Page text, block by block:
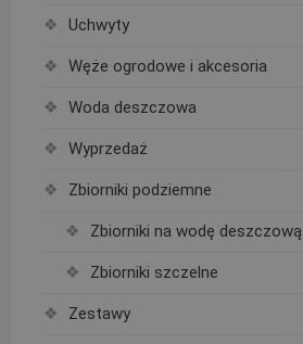
Uchwyty
Węże ogrodowe i akcesoria
Woda deszczowa
Wyprzedaż
Zbiorniki podziemne
Zbiorniki na wodę deszczową
Zbiorniki szczelne
Zestawy